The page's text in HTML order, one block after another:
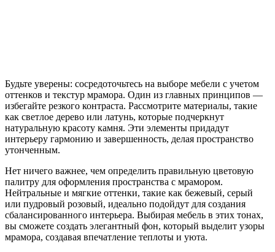
Будьте уверены: сосредоточьтесь на выборе мебели с учетом
оттенков и текстур мрамора. Один из главных принципов —
избегайте резкого контраста. Рассмотрите материалы, такие
как светлое дерево или латунь, которые подчеркнут
натуральную красоту камня. Эти элементы придадут
интерьеру гармонию и завершенность, делая пространство
утонченным.
Нет ничего важнее, чем определить правильную цветовую
палитру для оформления пространства с мрамором.
Нейтральные и мягкие оттенки, такие как бежевый, серый
или пудровый розовый, идеально подойдут для создания
сбалансированного интерьера. Выбирая мебель в этих тонах,
вы сможете создать элегантный фон, который выделит узоры
мрамора, создавая впечатление теплоты и уюта.